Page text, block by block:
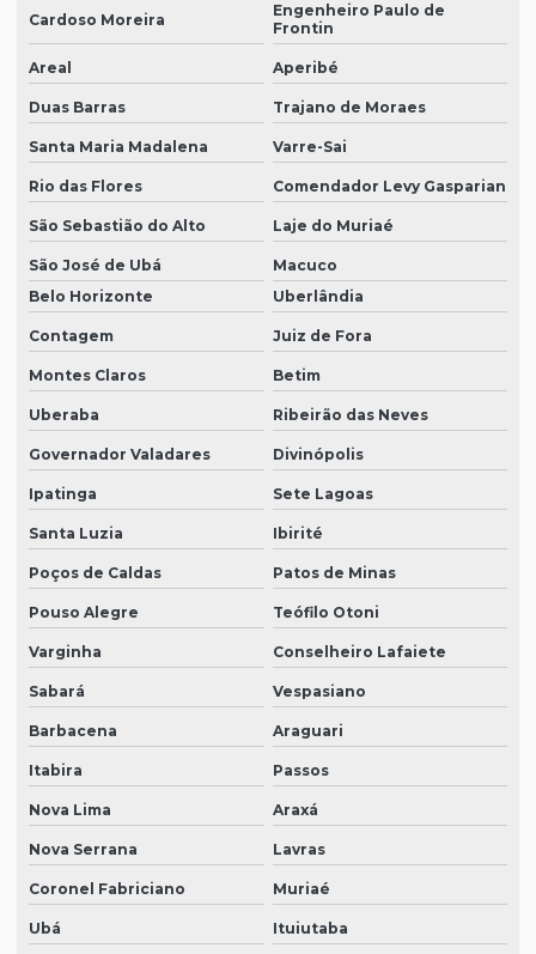
Cardoso Moreira
Engenheiro Paulo de
Frontin
Areal Aperibé
Duas Barras Trajano de Moraes
Santa Maria Madalena Varre-Sai
Rio das Flores Comendador Levy Gasparian
São Sebastião do Alto Laje do Muriaé
São José de Ubá
Macuco
Belo Horizonte
Uberlândia
Contagem Juiz de Fora
Montes Claros Betim
Uberaba Ribeirão das Neves
Governador Valadares Divinópolis
Ipatinga Sete Lagoas
Santa Luzia Ibirité
Poços de Caldas Patos de Minas
Pouso Alegre Teófilo Otoni
Varginha Conselheiro Lafaiete
Sabará Vespasiano
Barbacena Araguari
Itabira Passos
Nova Lima Araxá
Nova Serrana Lavras
Coronel Fabriciano Muriaé
Ubá Ituiutaba